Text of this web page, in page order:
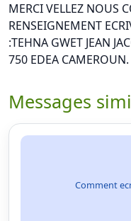
MERCI VELLEZ NOUS
RENSEIGNEMENT
:TEHNA GWET JEAN
750 EDEA
Messages
Comment